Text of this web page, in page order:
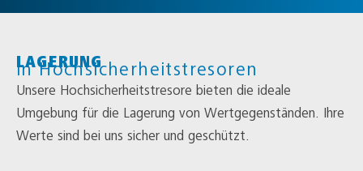
LAGERUNG
in Hochsicherheitstresoren
Unsere Hochsicherheitstresore bieten die ideale
Umgebung für die Lagerung von Wertgegenständen. Ihre
Werte sind bei uns sicher und geschützt.